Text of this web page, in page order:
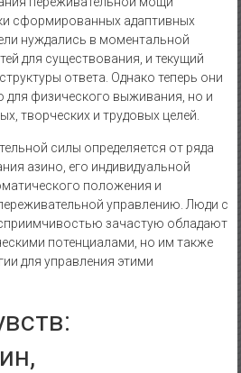
сформированных адаптивных
нуждались в моментальной
для существования, и текущий
ответа. Однако теперь они
для физического выживания, но и
творческих и трудовых целей.
силы определяется от ряда
азино, его индивидуальной
положения и
управлению. Люди с
зачастую обладают
потенциалами, но им также
для управления этими